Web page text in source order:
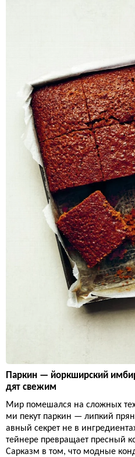
Паркин — йоркширский
дят свежим
Мир помешался на сложных
ми пекут паркин — липкий
авный секрет не в
тейнере превращает пресный
Сарказм в том, что модные